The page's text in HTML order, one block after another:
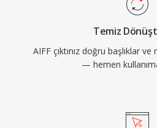
Temiz
AIFF çıktınız doğru başlıklar
— hemen